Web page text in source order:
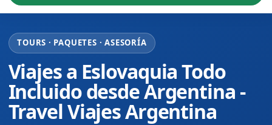
TOURS · PAQUETES · ASESORÍA
Viajes a Eslovaquia Todo
Incluido desde Argentina -
Travel Viajes Argentina